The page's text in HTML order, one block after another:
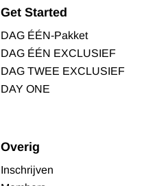
Get Started
DAG ÉÉN-Pakket
DAG ÉÉN EXCLUSIEF
DAG TWEE EXCLUSIEF
DAY ONE
Overig
Inschrijven